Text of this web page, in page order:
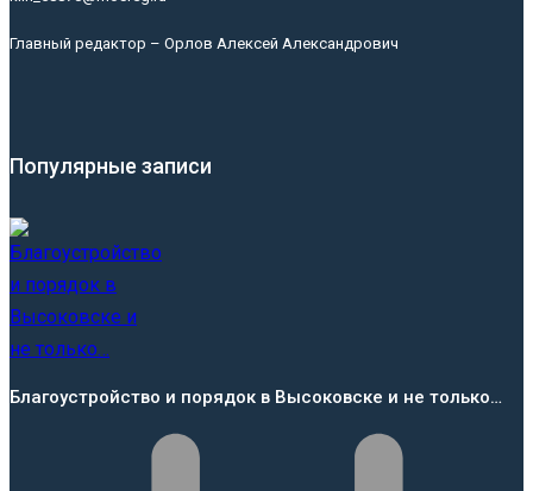
Главный редактор – Орлов Алексей Александрович
Популярные записи
Благоустройство и порядок в Высоковске и не только…